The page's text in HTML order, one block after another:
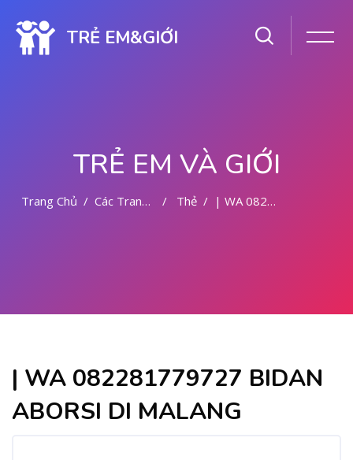
TRẺ EM&GIỚI
TRẺ EM VÀ GIỚI
Trang Chủ Các Trang Của Hệ Thống Thẻ | WA 082281779727 BIDAN ABORSI DI MALANG
| WA 082281779727 BIDAN
ABORSI DI MALANG